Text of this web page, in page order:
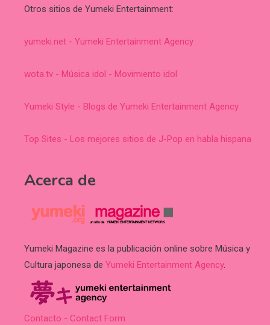
Otros sitios de Yumeki Entertainment:
yumeki.net - Yumeki Entertainment Agency
wota.tv - Música idol - Movimiento idol
Yumeki Style - Blogs de Yumeki Entertainment Agency
Top Sites - Los mejores sitios de J-Pop en habla hispana
Acerca de
Yumeki Magazine es la publicación online sobre Música y
Cultura japonesa de Yumeki Entertainment Agency.
Contacto - Contact Form